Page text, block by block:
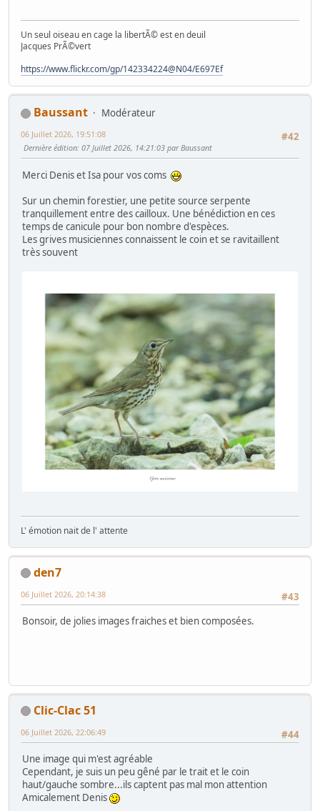
Un seul oiseau en cage la libertÃ© est en deuil
Jacques PrÃ©vert
https://www.flickr.com/gp/142334224@N04/E697Ef
Baussant
Modérateur
#42
06 Juillet 2026, 19:51:08
Dernière édition: 07 Juillet 2026, 14:21:03 par Baussant
Merci Denis et Isa pour vos coms
Sur un chemin forestier, une petite source serpente
tranquillement entre des cailloux. Une bénédiction en ces
temps de canicule pour bon nombre d'espèces.
Les grives musiciennes connaissent le coin et se ravitaillent
très souvent
L' émotion nait de l' attente
den7
#43
06 Juillet 2026, 20:14:38
Bonsoir, de jolies images fraiches et bien composées.
Clic-Clac 51
#44
06 Juillet 2026, 22:06:49
Une image qui m'est agréable
Cependant, je suis un peu gêné par le trait et le coin
haut/gauche sombre...ils captent pas mal mon attention
Amicalement Denis